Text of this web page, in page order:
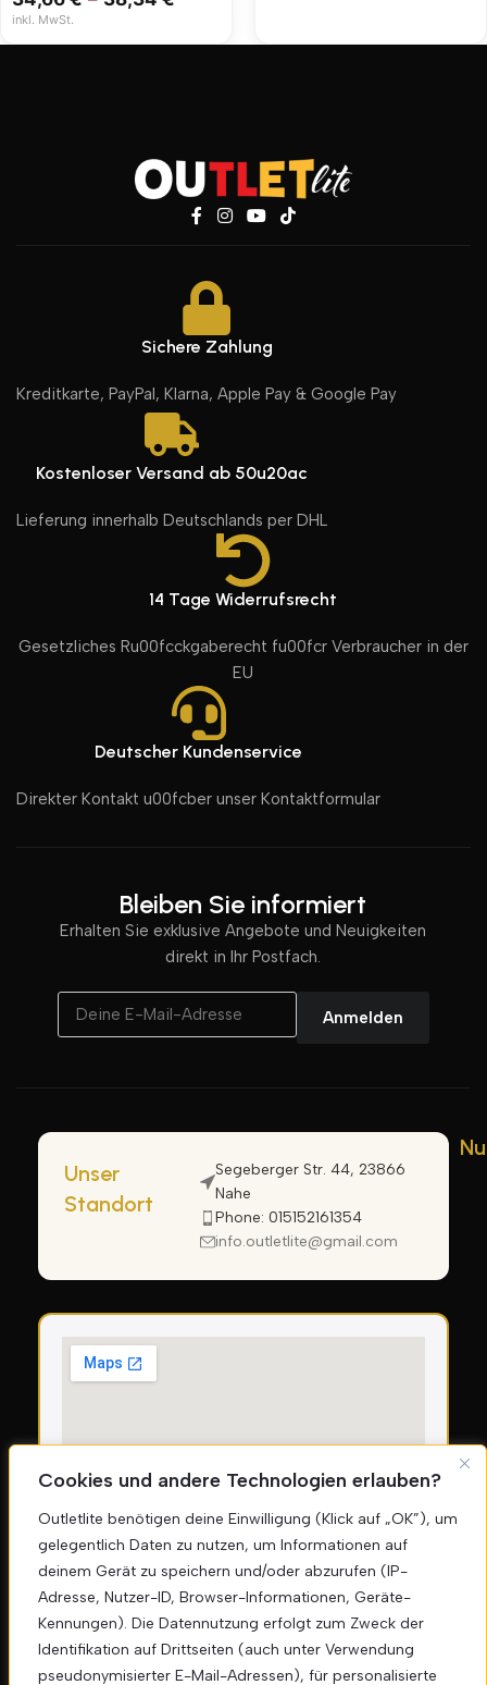
Cookies und andere Technologien erlauben?
Outletlite benötigen deine Einwilligung (Klick auf „OK”), um
gelegentlich Daten zu nutzen, um Informationen auf
deinem Gerät zu speichern und/oder abzurufen (IP-
Adresse, Nutzer-ID, Browser-Informationen, Geräte-
Kennungen). Die Datennutzung erfolgt zum Zweck der
Identifikation auf Drittseiten (auch unter Verwendung
pseudonymisierter E-Mail-Adressen), für personalisierte
inkl. MwSt.
Sichere Zahlung
Kreditkarte, PayPal, Klarna, Apple Pay & Google Pay
Kostenloser Versand ab 50u20ac
Lieferung innerhalb Deutschlands per DHL
14 Tage Widerrufsrecht
Gesetzliches Ru00fcckgaberecht fu00fcr Verbraucher in der
EU
Deutscher Kundenservice
Direkter Kontakt u00fcber unser Kontaktformular
Bleiben Sie informiert
Erhalten Sie exklusive Angebote und Neuigkeiten
direkt in Ihr Postfach.
Anmelden
Unser
Standort
Segeberger Str. 44, 23866
Nahe
Phone: 015152161354
info.outletlite@gmail.com
Sicherheitszahlungen